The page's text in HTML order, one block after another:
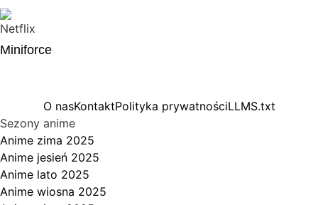
Miniforce
O nasKontaktPolityka prywatnościLLMS.txt
Sezony anime
Anime zima 2025
Anime jesień 2025
Anime lato 2025
Anime wiosna 2025